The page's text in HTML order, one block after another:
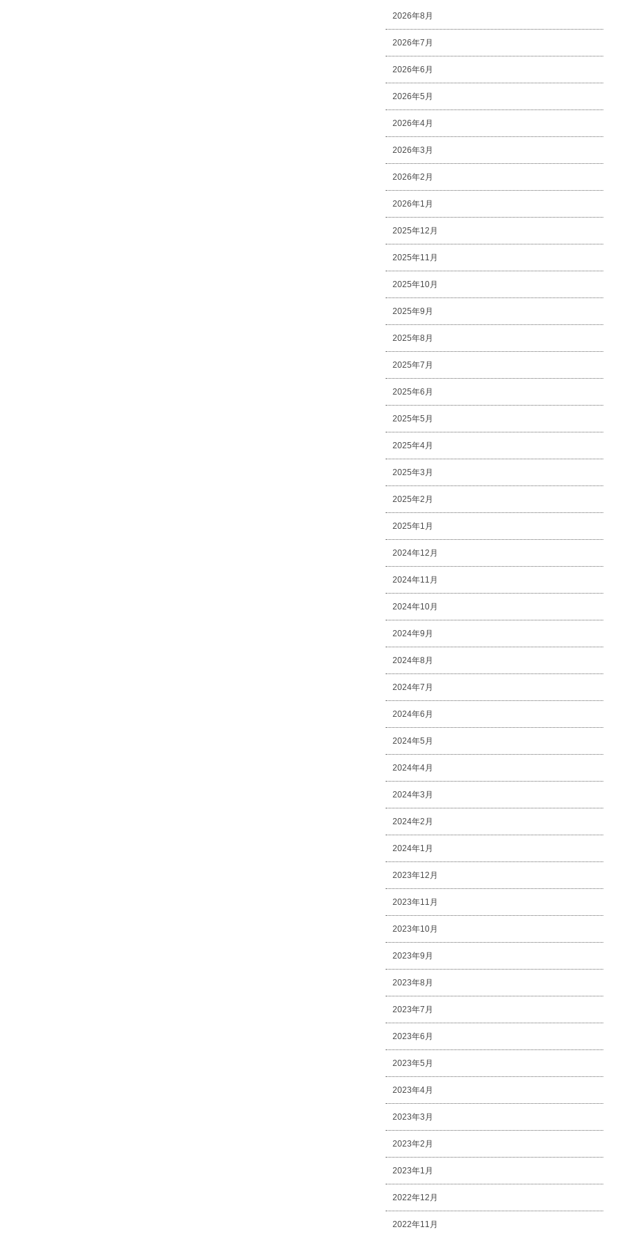
2026年8月
2026年7月
2026年6月
2026年5月
2026年4月
2026年3月
2026年2月
2026年1月
2025年12月
2025年11月
2025年10月
2025年9月
2025年8月
2025年7月
2025年6月
2025年5月
2025年4月
2025年3月
2025年2月
2025年1月
2024年12月
2024年11月
2024年10月
2024年9月
2024年8月
2024年7月
2024年6月
2024年5月
2024年4月
2024年3月
2024年2月
2024年1月
2023年12月
2023年11月
2023年10月
2023年9月
2023年8月
2023年7月
2023年6月
2023年5月
2023年4月
2023年3月
2023年2月
2023年1月
2022年12月
2022年11月